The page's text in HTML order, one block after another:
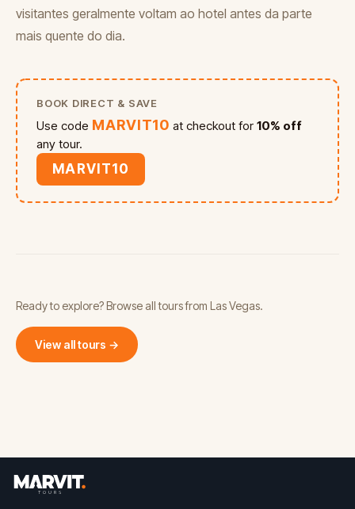
visitantes geralmente voltam ao hotel antes da parte
mais quente do dia.
BOOK DIRECT & SAVE
Use code MARVIT10 at checkout for10% off
any tour.
MARVIT10
Ready to explore? Browse all tours from Las Vegas.
View all tours →